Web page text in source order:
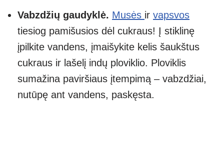
Vabzdžių gaudyklė. Musės ir vapsvos
tiesiog pamišusios dėl cukraus! Į stiklinę
įpilkite vandens, įmaišykite kelis šaukštus
cukraus ir lašelį indų ploviklio. Ploviklis
sumažina paviršiaus įtempimą – vabzdžiai,
nutūpę ant vandens, paskęsta.